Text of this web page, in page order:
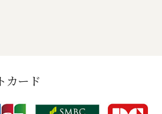
カード